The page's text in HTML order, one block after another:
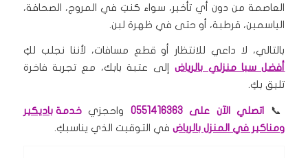
العاصمة من دون أي تأخير، سواء كنتِ في المروج، الصحافة،
الياسمين، قرطبة، أو حتى في ظهرة لبن.
بالتالي، لا داعي للانتظار أو قطع مسافات، لأننا نجلب لكِ
أفضل سبا منزلي بالرياضإلى عتبة بابك، مع تجربة فاخرة
تليق بكِ.
📞 اتصلي الآن على 0551416363 واحجزيخدمةباديكير
ومناكير في المنزل بالرياضفي التوقيت الذي يناسبكِ.